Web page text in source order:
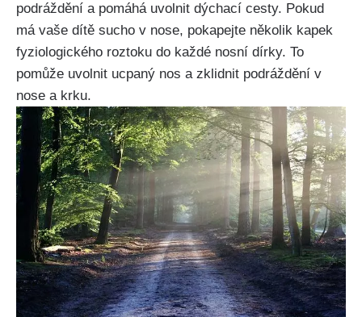
podráždění a pomáhá uvolnit dýchací cesty. Pokud
má vaše dítě sucho v⁤ nose, ⁢pokapejte​ několik kapek
fyziologického roztoku do každé nosní dírky. To
pomůže uvolnit ucpaný nos a zklidnit podráždění⁣ v
nose a krku.